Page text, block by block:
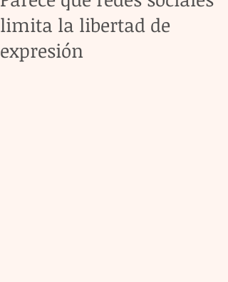
limita la libertad de
expresión